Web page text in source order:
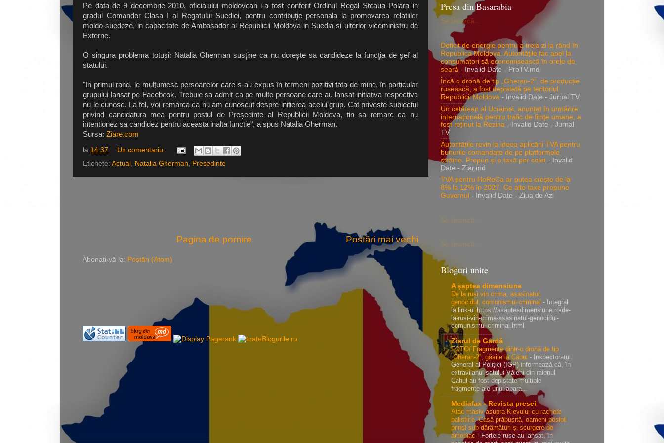
Pe data de 9 decembrie 2010, oficialului moldovean i-a fost conferit Ordinul Regal Steaua Polara in
gradul Comandor Clasa I al Regatului Suediei, pentru contribuţie personala la promovarea relatiilor
moldo-suedeze, in capacitate de Ambasador al Republicii Moldova in Suedia si ulterior viceministru de
Externe.
O singura problema totuşi: Natalia Gherman susţine ca nu doreşte sa candideze la funcţia de şef al
statului.
"In primul rand, le mulţumesc persoanelor care s-au expus în termeni pozitivi fata de mine, în particular
grupului lansat pe Facebook. Trebuie sa admit ca pe multe persoane care au lansat initiativa respectiva
nu le cunosc. La fel, voi remarca ca nu am cunoscut despre initierea acelui grup. Cat priveste subiectul
privind candidatura mea pentru postul de Preşedinte al Republicii Moldova, tin sa remarc ca nu
intentionez sa candidez pentru aceasta inalta functie", a spus Natalia Gherman.
Sursa: Ziare.com
la 14:37
Un comentariu:
Etichete: Actual , Natalia Gherman, Presedinte
Postări mai vechi
Pagina de pornire
Abonați-vă la: Postări (Atom)
Presa din Basarabia
Se încarcă...
Deficit de energie pentru a treia zi la rând în
Republica Moldova. Autoritățile fac apel la
consumatori să economisească în orele de
seară - Invalid Date - ProTV.md
Încă o dronă de tip „Gheran-2”, de producție
rusească, a fost depistată pe teritoriul
Republicii Moldova - Invalid Date - Jurnal TV
Un cetățean al Ucrainei, anunțat în urmărire
internațională pentru trafic de ființe umane, a
fost reținut la Rezina - Invalid Date - Jurnal
TV
Autoritățile revin la ideea aplicării TVA pentru
bunurile comandate de pe platformele
străine. Propun și o taxă per colet - Invalid
Date - Ziar.md
TVA pentru HoReCa ar putea crește de la
8% la 12% în 2027. Ce alte taxe propune
Guvernul - Invalid Date - Ziua de Azi
Se încarcă...
Se încarcă...
Bloguri unite
A şaptea dimensiune
De la ruși vin crima, asasinatul,
genocidul, comunismul criminal - Integral
la link-ul https://asapteadimensiune.ro/de-
la-rusi-vin-crima-asasinatul-genocidul-
comunismul-criminal.html
Ziarul de Gardă
FOTO/ Fragmente dintr-o dronă de tip
„Gheran-2”, găsite la Cahul - Inspectoratul
General al Poliției (IGP) informează că, în
extravilanul satului Văleni din raionul
Cahul au fost depistate multiple
fragmente ale unui apara...
Mediafax - Revista presei
Atac masiv asupra Kievului cu rachete
balistice. Casă prăbușită, oameni posibil
prinși sub dărâmături și scurgere de
amoniac - Forțele ruse au lansat, în